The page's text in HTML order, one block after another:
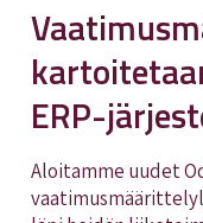
ERP-
Aloitamme uudet